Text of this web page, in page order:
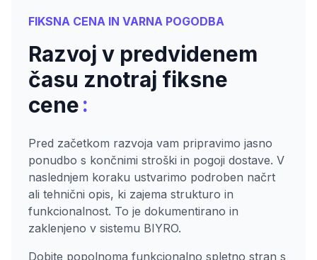
FIKSNA CENA IN VARNA POGODBA
Razvoj v predvidenem
času znotraj fiksne
cene:
Pred začetkom razvoja vam pripravimo jasno
ponudbo s končnimi stroški in pogoji dostave. V
naslednjem koraku ustvarimo podroben načrt
ali tehnični opis, ki zajema strukturo in
funkcionalnost. To je dokumentirano in
zaklenjeno v sistemu BIYRO.
Dobite popolnoma funkcionalno spletno stran s